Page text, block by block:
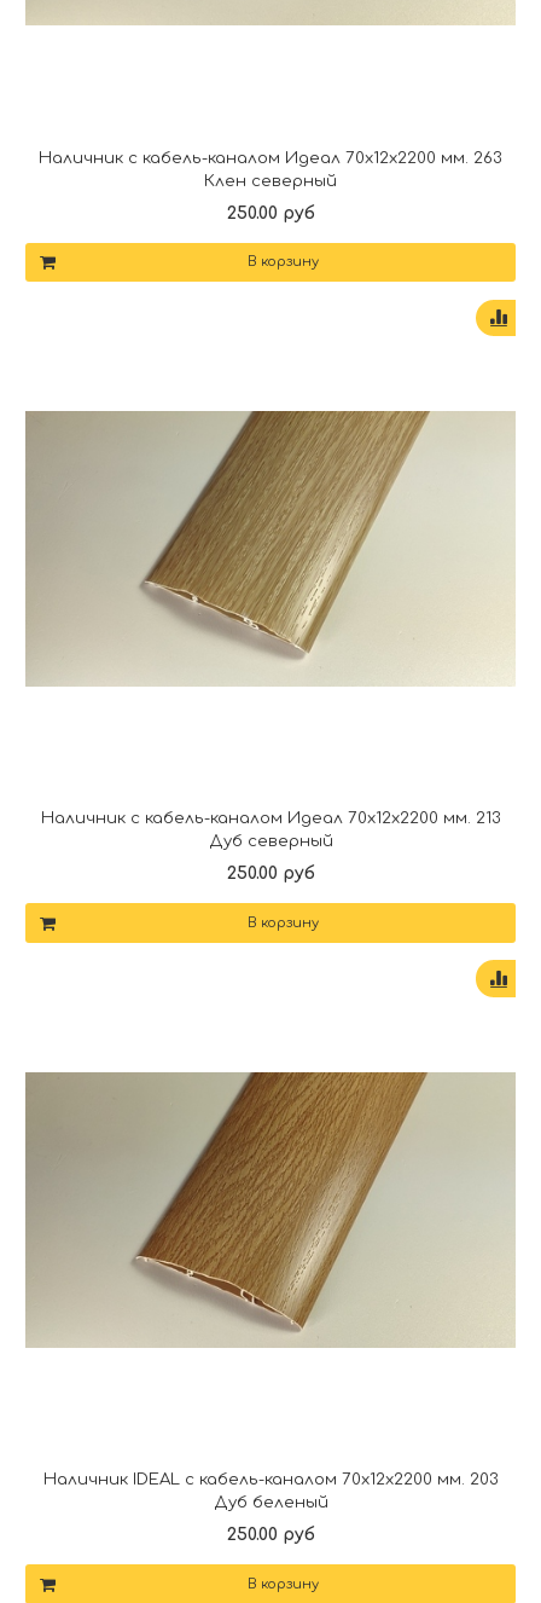
Наличник с кабель-каналом Идеал 70х12х2200 мм. 263
Клен северный
250.00 руб
В корзину
Наличник с кабель-каналом Идеал 70х12х2200 мм. 213
Дуб северный
250.00 руб
В корзину
Наличник IDEAL с кабель-каналом 70х12х2200 мм. 203
Дуб беленый
250.00 руб
В корзину